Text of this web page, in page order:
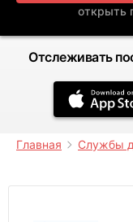
открыть
Отслеживать
Главная Службы